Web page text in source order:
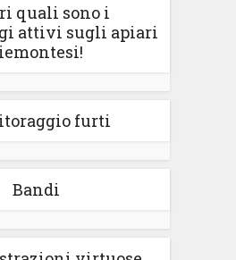
quali sono i
attivi sugli apiari
furti
Bandi